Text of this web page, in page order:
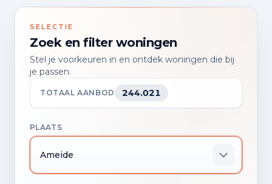
SELECTIE
Zoek en filter woningen
Stel je voorkeuren in en ontdek woningen die bij
je passen.
TOTAAL AANBOD 244.021
PLAATS
Ameide